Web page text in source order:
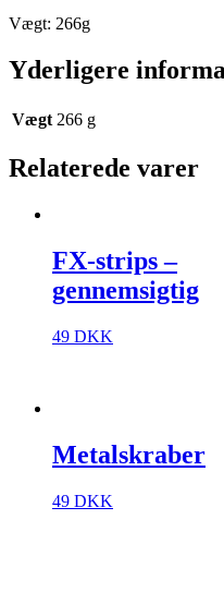
Vægt: 266g
Yderligere
Vægt 266 g
Relaterede varer
FX-strips –
gennemsigtig
49 DKK
Metalskraber
49 DKK